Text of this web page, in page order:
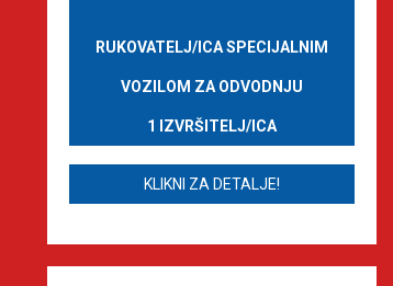
RUKOVATELJ/ICA SPECIJALNIM
VOZILOM ZA ODVODNJU
1 IZVRŠITELJ/ICA
KLIKNI ZA DETALJE!